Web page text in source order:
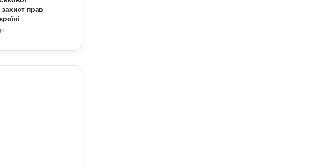
захист прав